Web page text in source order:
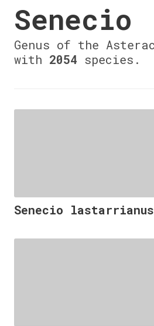
Senecio
Genus of the
with 2054 species.
Senecio lastarrianus